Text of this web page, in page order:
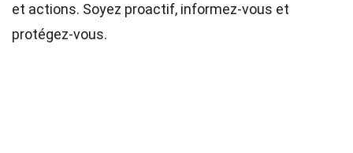
et actions. Soyez proactif, informez-vous et
protégez-vous.